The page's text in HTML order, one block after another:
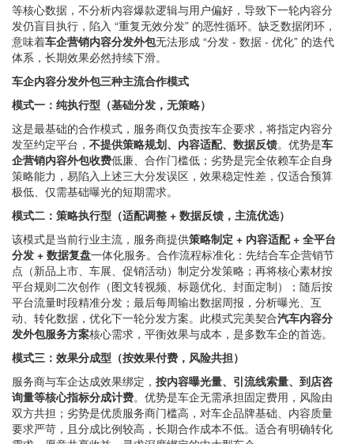
等核心数据，不分析内容爆款逻辑与用户偏好，导致下一轮内容分
发仍盲目执行，陷入 “重复无效分发” 的恶性循环。缺乏数据闭环，
意味着车企营销内容分发外包无法形成 “分发 - 数据 - 优化” 的迭代
体系，长期效果必然持续下滑。
车企内容分发外包三种主流合作模式
模式一：纯执行型（基础分发，无策略）
这是最基础的合作模式，服务商仅负责按车企要求，将指定内容分
发至约定平台， 不提供策略规划、内容适配、数据反馈。优势是车
企营销内容外包收费低廉、合作门槛低；劣势是完全依赖车企自身
策略能力，易陷入上述三大分发误区，效果稳定性差，仅适合预算
极低、仅需基础曝光的短期需求。
模式二：策略执行型（适配调整 + 数据反馈，主流优选）
该模式是当前行业主流，服务商提供策略制定 + 内容适配 + 全平台
分发 + 数据复盘一体化服务。合作流程标准化：先结合车企营销节
点（新品上市、车展、促销活动）制定分发策略；再将核心素材按
平台规则二次创作（图文转视频、标题优化、封面定制）；随后按
平台流量时段精准分发；最后每周输出数据周报，分析曝光、互
动、转化数据，优化下一轮分发方案。此模式完美契合汽车内容分
发外包服务方案核心需求，平衡效果与成本，是多数车企的首选。
模式三：效果分成型（按效果付费，风险共担）
服务商与车企达成效果绑定， 按内容曝光量、引流线索量、到店咨
询量等核心指标分成计费。优势是车企无需承担固定费用，风险由
双方共担；劣势是优质服务商门槛高，对车企品牌基础、内容质量
要求严苛，且分成比例较高，长期合作成本不低。适合有明确转化